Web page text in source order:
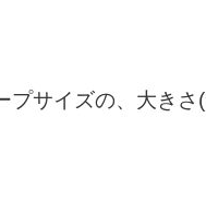
プサイズの、大きさ